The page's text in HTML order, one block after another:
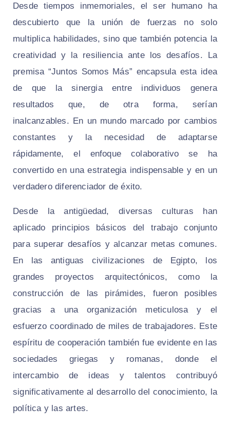
Desde tiempos inmemoriales, el ser humano ha
descubierto que la unión de fuerzas no solo
multiplica habilidades, sino que también potencia la
creatividad y la resiliencia ante los desafíos. La
premisa “Juntos Somos Más” encapsula esta idea
de que la sinergia entre individuos genera
resultados que, de otra forma, serían
inalcanzables. En un mundo marcado por cambios
constantes y la necesidad de adaptarse
rápidamente, el enfoque colaborativo se ha
convertido en una estrategia indispensable y en un
verdadero diferenciador de éxito.
Desde la antigüedad, diversas culturas han
aplicado principios básicos del trabajo conjunto
para superar desafíos y alcanzar metas comunes.
En las antiguas civilizaciones de Egipto, los
grandes proyectos arquitectónicos, como la
construcción de las pirámides, fueron posibles
gracias a una organización meticulosa y el
esfuerzo coordinado de miles de trabajadores. Este
espíritu de cooperación también fue evidente en las
sociedades griegas y romanas, donde el
intercambio de ideas y talentos contribuyó
significativamente al desarrollo del conocimiento, la
política y las artes.